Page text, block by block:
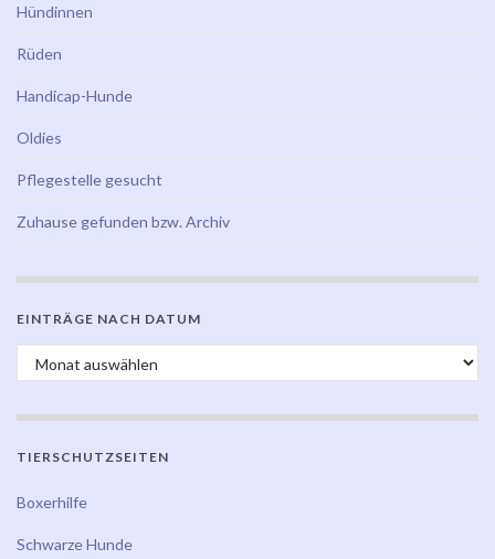
Hündinnen
Rüden
Handicap-Hunde
Oldies
Pflegestelle gesucht
Zuhause gefunden bzw. Archiv
EINTRÄGE NACH DATUM
Einträge nach Datum
TIERSCHUTZSEITEN
Boxerhilfe
Schwarze Hunde